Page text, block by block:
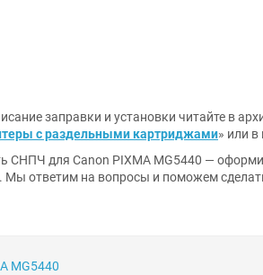
заправки и установки читайте в
с раздельными картриджами» или
СНПЧ для Canon PIXMA MG5440 —
Мы ответим на вопросы и поможем
MG5440